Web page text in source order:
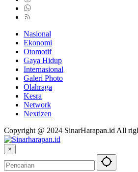
Nasional
Ekonomi
Otomotif
Gaya Hidup
Internasional
Galeri Photo
Olahraga
Kesra
Network
Nextizen
Copyright @ 2024 SinarHarapan.id All
×